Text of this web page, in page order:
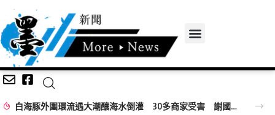
白海豚外圍環流遇大潮釀海水倒灌 30多商家受害 謝國樑親赴慰問